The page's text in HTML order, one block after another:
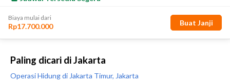
Paling dicari di Jakarta
Operasi Hidung di Jakarta Timur, Jakarta